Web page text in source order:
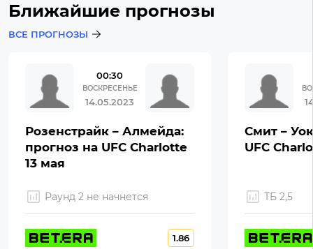
Ближайшие прогнозы
ВСЕ ПРОГНОЗЫ
00:30
ВОСКРЕСЕНЬЕ
14.05.2023
Розенстрайк – Алмейда:
прогноз на UFC Charlotte
13 мая
Раунд 2 не начнется
1.86
Смит –
UFC
ТБ 2,5